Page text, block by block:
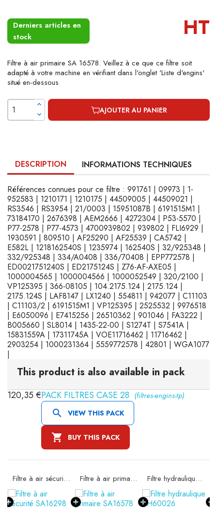
Derniers articles en
stock
HT
Filtre à air primaire SA 16578. Veillez à ce que ce filtre soit
adapté à votre machine en vérifiant dans l'onglet 'Liste d'engins'
situé en-dessous
AJOUTER AU PANIER
DESCRIPTION INFORMATIONS TECHNIQUES
Références connues pour ce filtre : 991761 | 09973 | 1-
952583 | 1210171 | 1210175 | 44509005 | 44509021 |
RS3546 | RS3954 | 21/0003 | 15951087B | 6191515M1 |
73184170 | 2676398 | AEM2666 | 4272304 | P53-5570 |
P77-2578 | P77-4573 | 4700939802 | 939802 | FLI6929 |
1930591 | 809510 | AF25290 | AF25539 | CA5742 |
E582L | 1218162540S | 1235974 | 162540S | 32/925348 |
332/925348 | 334/A0408 | 336/70408 | EPP772578 |
ED0021751240S | ED2175124S | Z76-AF-AXE05 |
1000004565 | 1000004566 | 1000052549 | 320/2100 |
VP125395 | 366-08105 | 104.2175.124 | 2175.124 |
2175.124S | LAF8147 | LX1240 | 554811 | 942077 | C11103
| C11103/2 | 6191515M1 | VP125395 | 2525532 | 9976518
| E6050096 | E7415256 | 26510362 | 901046 | FA3222 |
B005660 | SL8014 | 1435-22-00 | S1274T | S7541A |
15831559A | 17311745A | VOE11716462 | 11716462 |
2903254 | 1000231364 | 5559772578 | 42801 | WGA1077
|
This product is also available in pack
PACK FILTRES CASE 28 (filtres-engins-tp)
 VIEW THIS PACK
 BUY THIS PACK
120,35 €
Filtre à air sécurité SA16298 Filtre à air primaire SA16578 Filtre hydraulique SH60026